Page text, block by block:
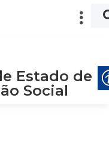
Estado de
Social